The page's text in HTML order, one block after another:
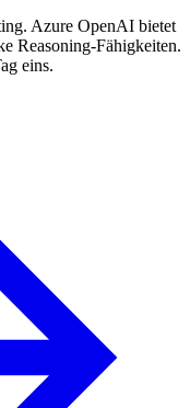
Azure OpenAI bietet
Reasoning-Fähigkeiten.
eins.